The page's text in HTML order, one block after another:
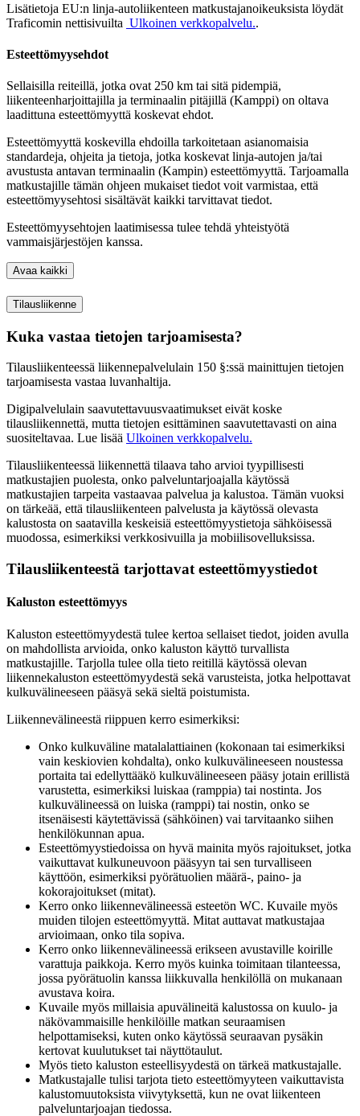
Lisätietoja EU:n linja-autoliikenteen matkustajanoikeuksista löydät
Traficomin nettisivuilta Ulkoinen verkkopalvelu..
Esteettömyysehdot
Sellaisilla reiteillä, jotka ovat 250 km tai sitä pidempiä,
liikenteenharjoittajilla ja terminaalin pitäjillä (Kamppi) on oltava
laadittuna esteettömyyttä koskevat ehdot.
Esteettömyyttä koskevilla ehdoilla tarkoitetaan asianomaisia
standardeja, ohjeita ja tietoja, jotka koskevat linja-autojen ja/tai
avustusta antavan terminaalin (Kampin) esteettömyyttä. Tarjoamalla
matkustajille tämän ohjeen mukaiset tiedot voit varmistaa, että
esteettömyysehtosi sisältävät kaikki tarvittavat tiedot.
Esteettömyysehtojen laatimisessa tulee tehdä yhteistyötä
vammaisjärjestöjen kanssa.
Avaa kaikki
Tilausliikenne
Kuka vastaa tietojen tarjoamisesta?
Tilausliikenteessä liikennepalvelulain 150 §:ssä mainittujen tietojen
tarjoamisesta vastaa luvanhaltija.
Digipalvelulain saavutettavuusvaatimukset eivät koske
tilausliikennettä, mutta tietojen esittäminen saavutettavasti on aina
suositeltavaa. Lue lisää Ulkoinen verkkopalvelu.
Tilausliikenteessä liikennettä tilaava taho arvioi tyypillisesti
matkustajien puolesta, onko palveluntarjoajalla käytössä
matkustajien tarpeita vastaavaa palvelua ja kalustoa. Tämän vuoksi
on tärkeää, että tilausliikenteen palvelusta ja käytössä olevasta
kalustosta on saatavilla keskeisiä esteettömyystietoja sähköisessä
muodossa, esimerkiksi verkkosivuilla ja mobiilisovelluksissa.
Tilausliikenteestä tarjottavat esteettömyystiedot
Kaluston esteettömyys
Kaluston esteettömyydestä tulee kertoa sellaiset tiedot, joiden avulla
on mahdollista arvioida, onko kaluston käyttö turvallista
matkustajille. Tarjolla tulee olla tieto reitillä käytössä olevan
liikennekaluston esteettömyydestä sekä varusteista, jotka helpottavat
kulkuvälineeseen pääsyä sekä sieltä poistumista.
Liikennevälineestä riippuen kerro esimerkiksi:
Onko kulkuväline matalalattiainen (kokonaan tai esimerkiksi
vain keskiovien kohdalta), onko kulkuvälineeseen noustessa
portaita tai edellyttääkö kulkuvälineeseen pääsy jotain erillistä
varustetta, esimerkiksi luiskaa (ramppia) tai nostinta. Jos
kulkuvälineessä on luiska (ramppi) tai nostin, onko se
itsenäisesti käytettävissä (sähköinen) vai tarvitaanko siihen
henkilökunnan apua.
Esteettömyystiedoissa on hyvä mainita myös rajoitukset, jotka
vaikuttavat kulkuneuvoon pääsyyn tai sen turvalliseen
käyttöön, esimerkiksi pyörätuolien määrä-, paino- ja
kokorajoitukset (mitat).
Kerro onko liikennevälineessä esteetön WC. Kuvaile myös
muiden tilojen esteettömyyttä. Mitat auttavat matkustajaa
arvioimaan, onko tila sopiva.
Kerro onko liikennevälineessä erikseen avustaville koirille
varattuja paikkoja. Kerro myös kuinka toimitaan tilanteessa,
jossa pyörätuolin kanssa liikkuvalla henkilöllä on mukanaan
avustava koira.
Kuvaile myös millaisia apuvälineitä kalustossa on kuulo- ja
näkövammaisille henkilöille matkan seuraamisen
helpottamiseksi, kuten onko käytössä seuraavan pysäkin
kertovat kuulutukset tai näyttötaulut.
Myös tieto kaluston esteellisyydestä on tärkeä matkustajalle.
Matkustajalle tulisi tarjota tieto esteettömyyteen vaikuttavista
kalustomuutoksista viivytyksettä, kun ne ovat liikenteen
palveluntarjoajan tiedossa.